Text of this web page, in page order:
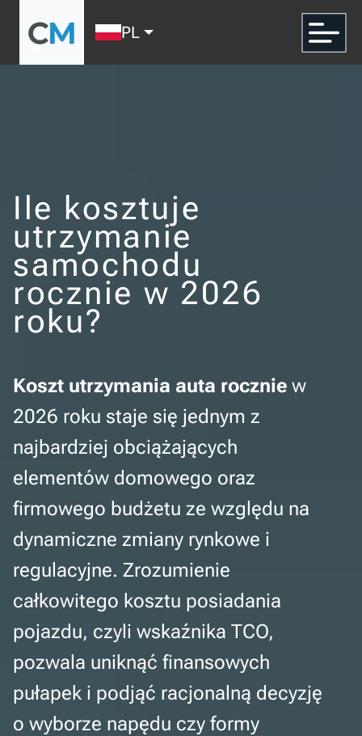
PL
Ile kosztuje
utrzymanie
samochodu
rocznie w 2026
roku?
Koszt utrzymania auta rocznie w
2026 roku staje się jednym z
najbardziej obciążających
elementów domowego oraz
firmowego budżetu ze względu na
dynamiczne zmiany rynkowe i
regulacyjne. Zrozumienie
całkowitego kosztu posiadania
pojazdu, czyli wskaźnika TCO,
pozwala uniknąć finansowych
pułapek i podjąć racjonalną decyzję
o wyborze napędu czy formy